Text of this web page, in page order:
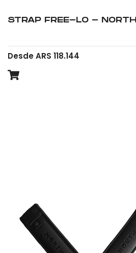
STRAP FREE-LO - NORTH
Desde ARS 118.144